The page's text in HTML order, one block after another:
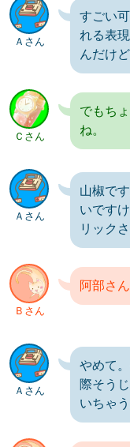
Ａさん
すごい
れる表
んだけど
Ｃさん
でもち
ね。
Ａさん
山椒で
いです
リック
Ｂさん
阿部さ
Ａさん
やめて
際そう
いちゃう